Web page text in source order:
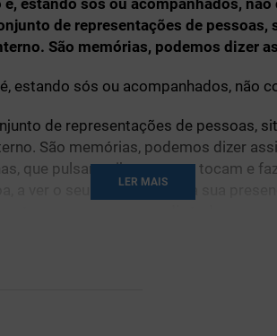
estando sós ou acompanhados,
de representações de
São memórias, podemos dizer
estando sós ou acompanhados, não
de representações de pessoas,
São memórias, podemos dizer
que pulsam, vibram e nos tocam e
a ver o seu rosto, a sentir a sua
LER MAIS